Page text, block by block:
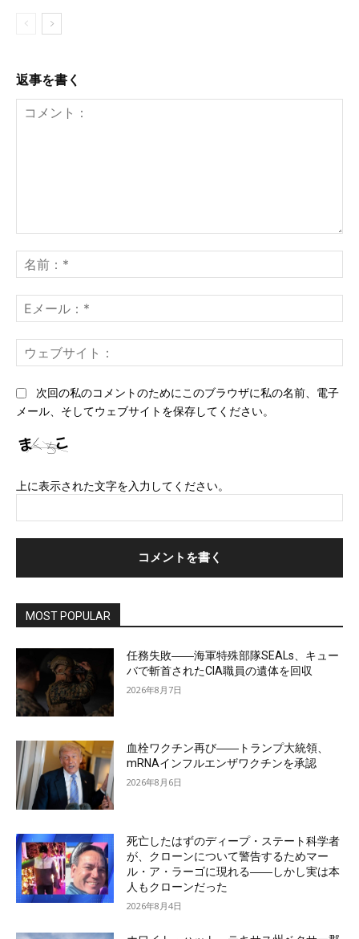
返事を書く
ン
ト：
前
*
メ
ー
*ェ
次回の私のコメントのためにこのブラウザに私の名前、電子
メール、そしてウェブサイトを保存してください。
上に表示された文字を入力してください。
MOST POPULAR
任務失敗――海軍特殊部隊SEALs、キュー
バで斬首されたCIA職員の遺体を回収
2026年8月7日
血栓ワクチン再び――トランプ大統領、
mRNAインフルエンザワクチンを承認
2026年8月6日
死亡したはずのディープ・ステート科学者
が、クローンについて警告するためマー
ル・ア・ラーゴに現れる――しかし実は本
人もクローンだった
2026年8月4日